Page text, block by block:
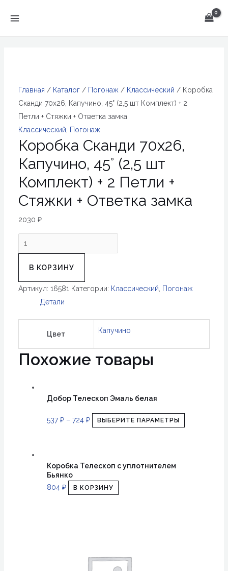
Главная / Каталог/ Погонаж / Классический / Коробка
Сканди 70х26, Капучино, 45° (2,5 шт Комплект) + 2
Петли + Стяжки + Ответка замка
Классический
Погонаж
Коробка Сканди 70х26,
Капучино, 45° (2,5 шт
Комплект) + 2 Петли +
Стяжки + Ответка замка
2030 ₽
Количество
товара
Коробка
70х26,
Капучино,
45°
Комплект)
В КОРЗИНУ
Артикул: 16581 Категории: Классический
Погонаж
Детали
Цвет Капучино
Похожие товары
Добор Телескоп Эмаль белая
537₽– 724 ₽ ВЫБЕРИТЕ ПАРАМЕТРЫ
Коробка Телескоп с уплотнителем
Бьянко
804 ₽ В КОРЗИНУ